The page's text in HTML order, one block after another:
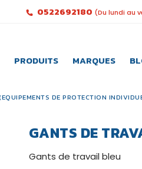
0522692180 (Du lundi au
PRODUITS MARQUES
DE PROTECTION
GANTS DE
Gants de travail bleu